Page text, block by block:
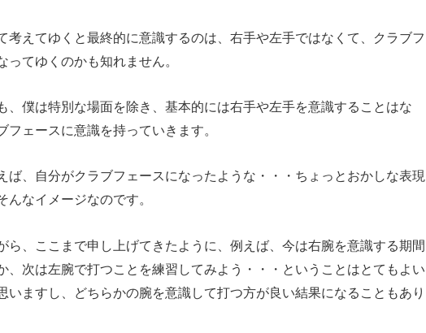
考えてゆくと最終的に意識するのは、右手や左手ではなくて、クラブフ
ってゆくのかも知れません。
、僕は特別な場面を除き、基本的には右手や左手を意識することはな
フェースに意識を持っていきます。
ば、自分がクラブフェースになったような・・・ちょっとおかしな表現
んなイメージなのです。
ら、ここまで申し上げてきたように、例えば、今は右腕を意識する期間
、次は左腕で打つことを練習してみよう・・・ということはとてもよい
いますし、どちらかの腕を意識して打つ方が良い結果になることもあり